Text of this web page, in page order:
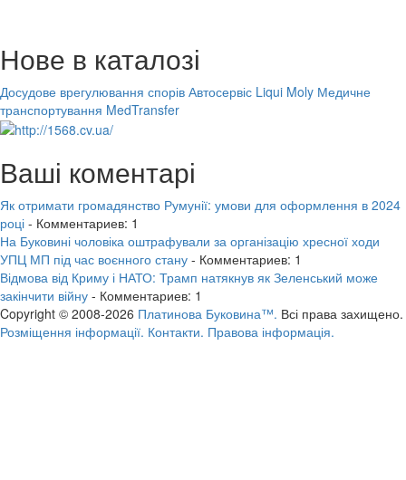
Нове в каталозі
Досудове врегулювання спорів Автосервіс Liqui Moly Медичне
транспортування MedTransfer
Ваші коментарі
Як отримати громадянство Румунії: умови для оформлення в 2024
році - Комментариев: 1
На Буковині чоловіка оштрафували за організацію хресної ходи
УПЦ МП під час воєнного стану - Комментариев: 1
Відмова від Криму і НАТО: Трамп натякнув як Зеленський може
закінчити війну - Комментариев: 1
Copyright © 2008-2026 Платинова Буковина™. Всі права захищено.
Розміщення інформації. Контакти. Правова інформація.